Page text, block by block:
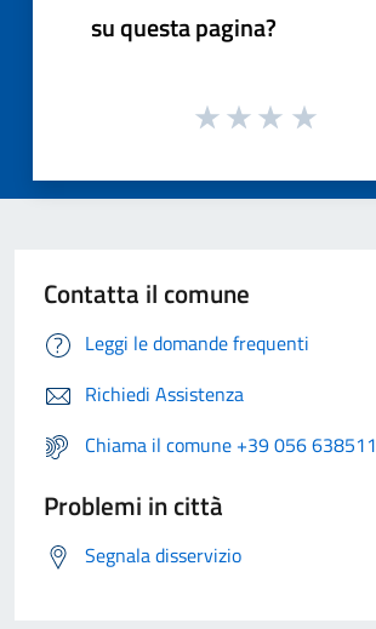
su questa pagina?
Contatta il comune
Leggi le domande frequenti
Richiedi Assistenza
Chiama il comune +39 056 638511
Problemi in città
Segnala disservizio